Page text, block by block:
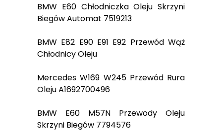
BMW E60 Chłodniczka Oleju Skrzyni
Biegów Automat 7519213
BMW E82 E90 E91 E92 Przewód Wąż
Chłodnicy Oleju
Mercedes W169 W245 Przewód Rura
Oleju A1692700496
BMW E60 M57N Przewody Oleju
Skrzyni Biegów 7794576